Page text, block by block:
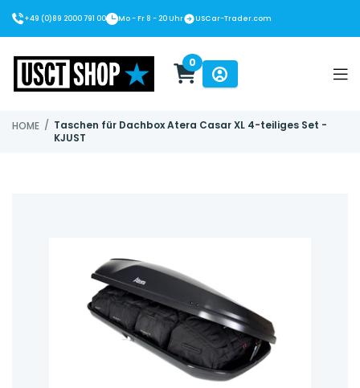
+49 (0)89 2000 791 00 Mo - Fr 8 - 20 Uhr USCar-Trader.com
0
HOME / Taschen für Dachbox Atera Casar XL 4-teiliges Set -
KJUST